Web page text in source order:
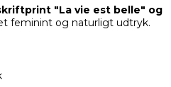
"La vie est belle" og
feminint og naturligt udtryk.